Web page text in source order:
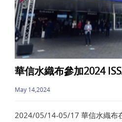
華信水織布參加2024
May 14,2024
2024/05/14-05/17 華信水織布